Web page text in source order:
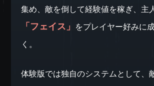
集め、敵を倒して経験値を稼ぎ、主
「フェイス」 をプレイヤー好みに
く。
体験版では独自のシステムとして、